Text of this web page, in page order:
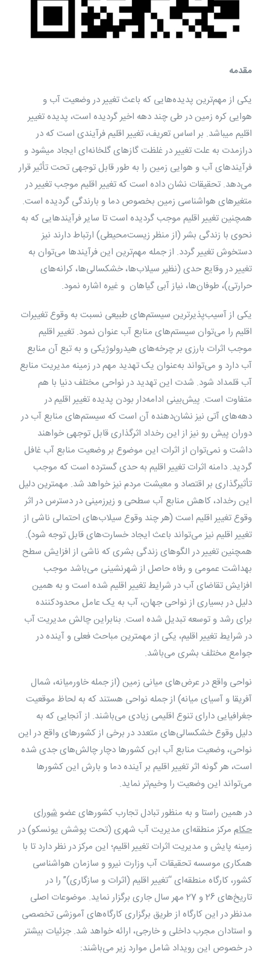
مقدمه
یکی از مهم‌ترین پدیده‎‌هایی که باعث تغییر در وضعیت آب و
هوایی کره زمین در طی چند دهه اخیر گردیده است، پدیده تغییر
اقلیم می‎باشد. بر اساس تعریف، تغییر اقلیم فرآیندی است که در
درازمدت به علت تغییر در غلظت گازهای گلخانه‌ای ایجاد مي‏شود و
فرآیندهای آب و هوایی زمین را به طور قابل توجهی تحت تأثیر قرار
می‌دهد. تحقیقات نشان داده است که تغییر اقلیم موجب تغییر در
متغیرهای هواشناسی زمین بخصوص دما و بارندگی گردیده است.
همچنین تغییر اقلیم موجب گردیده است تا سایر فرآیندهایی که به
نحوی با زندگی بشر (از منظر زیست‌محیطی) ارتباط دارند نیز
دستخوش تغییر گردد. از جمله مهم‌ترین این فرآیندها می‌توان به
تغییر در وقایع حدی (نظیر سیلاب‌ها، خشکسالی‌ها، کرانه‌های
حرارتی)، طوفان‌ها، نیاز آبی گیاهان و غیره اشاره نمود.
یکی از آسیب‌پذیرترین سیستم‌های طبیعی نسبت به وقوع تغییرات
اقلیم را می‎‌توان سیستم‌های منابع آب عنوان نمود. تغییر اقلیم
موجب اثرات بارزی بر چرخه‌های هیدرولوژیکی و به تبع آن منابع
آب دارد و می‌تواند به‌عنوان یک تهدید مهم در زمینه مدیریت منابع
آب قلمداد شود. شدت این تهدید در نواحی مختلف دنیا با هم
متفاوت است. پیش‌بینی ادامه‌‎دار بودن پدیده تغییر اقلیم در
دهه‌های آتی نیز نشان‌دهنده آن است که سیستم‌های منابع آب در
دوران پیش رو نیز از این رخداد اثرگذاری قابل توجهی خواهند
داشت و نمی‌توان از اثرات این موضوع بر وضعیت منابع آب غافل
گردید. دامنه اثرات تغییر اقلیم به حدی گسترده است که موجب
تأثیرگذاری بر اقتصاد و معیشت مردم نیز خواهد شد. مهمترین دلیل
این رخداد، کاهش منابع آب سطحی و زیرزمینی در دسترس در اثر
وقوع تغییر اقلیم است (هر چند وقوع سیلاب‌های احتمالی ناشی از
تغییر اقلیم نیز می‌تواند باعث ایجاد خسارت‌های قابل توجه شود).
همچنین تغییر در الگوهای زندگی بشری که ناشی از افزایش سطح
بهداشت عمومی و رفاه حاصل از شهرنشینی می‌باشد موجب
افزایش تقاضای آب در شرایط تغییر اقلیم شده است و به همین
دلیل در بسیاری از نواحی جهان، آب به یک عامل محدودکننده
برای رشد و توسعه تبدیل شده است. بنابراین چالش مدیریت آب
در شرایط تغییر اقلیم، یکی از مهمترین مباحث فعلی و آینده در
جوامع مختلف بشری می‌باشد.
نواحی واقع در عرض‌های میانی زمین (از جمله خاورمیانه، شمال
آفریقا و آسیای میانه) از جمله نواحی هستند که به لحاظ موقعیت
جغرافیایی دارای تنوع اقلیمی زیادی می‌باشند. از آنجایی که به
دلیل وقوع خشکسالی‌های متعدد در برخی از کشورهای واقع در این
نواحی، وضعیت منابع آب ابن کشورها دچار چالش‌های جدی شده
است، هر گونه اثر تغییر اقلیم بر آینده دما و بارش این کشورها
می‌تواند این وضعیت را وخیم‌تر نماید.
در همین راستا و به منظور تبادل تجارب کشورهای عضوشورای
حکاممرکز منطقه‌ای مدیریت آب شهری (تحت پوشش یونسکو) در
زمینه پایش و مدیریت اثرات تغییر اقلیم؛ این مرکز در نظر دارد تا با
همکاری موسسه تحقیقات آب وزارت نیرو و سازمان هواشناسی
کشور، کارگاه منطقه‌ای “تغییر اقلیم (اثرات و سازگاری)” را در
تاریخ‌های 26 و 27 مهر سال جاری برگزار نماید. موضوعات اصلی
مدنظر در این کارگاه از طریق برگزاری کارگاه‌های آموزشی تخصصی
و استادان مجرب داخلی و خارجی، ارائه خواهد شد. جزئیات بیشتر
در خصوص این رویداد شامل موارد زیر می‌باشند: